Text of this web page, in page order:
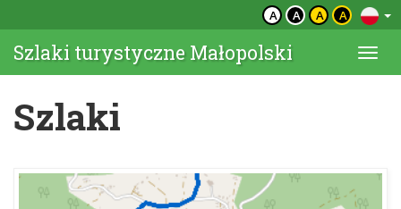
A A A A
Szlaki turystyczne Małopolski
Szlaki